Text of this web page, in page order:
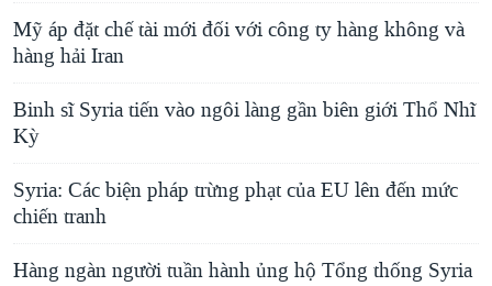
Mỹ áp đặt chế tài mới đối với công ty hàng không và
hàng hải Iran
Binh sĩ Syria tiến vào ngôi làng gần biên giới Thổ Nhĩ
Kỳ
Syria: Các biện pháp trừng phạt của EU lên đến mức
chiến tranh
Hàng ngàn người tuần hành ủng hộ Tổng thống Syria